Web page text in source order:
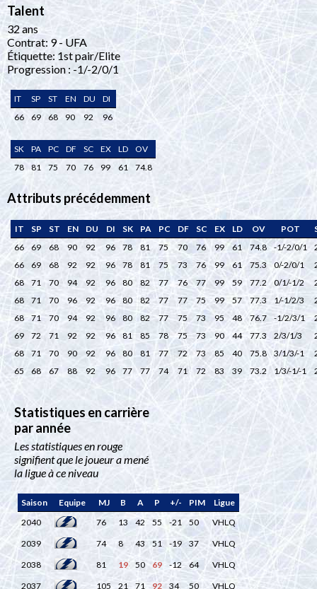
Talent
32 ans
Contrat: 9 - UFA
Étiquette: 1st pair/Elite
Progression : -1/-2/0/1
IT SP ST EN DU
DI
66
69 68 90 92 96
SK PA PC DF SC EX LD
OV
78
81 75 70 76 99 61 74.8
Attributs précédemment
IT SP ST EN DU DI SK PA PC DF SC EX LD OV POT
66
69 68 90 92 96 78 81 75 70 76 99 61 74.8 -1/-2/0/1
66
69 68 92 92 96 78 81 75 73 76 99 61 75.3 0/-2/0/1
68
71 70 94 92 96 80 82 77 76 77 99 59 77.2 0/1/-1/2
68
71 70 96 92 96 80 82 77 77 75 99 57 77.3 1/-1/2/3
68
71 70 94 92 96 80 82 77 75 73 95 48 76.7 -1/2/3/1
69
72 71 92 92 96 81 85 78 75 73 90 44 77.3 2/3/1/3
68
71 70 90 92 96 80 81 77 72 73 85 40 75.8 3/1/3/-1
65
68 67 88 92 96 77 77 74 71 72 83 39 73.2 1/3/-1/-1
Statistiques en carrière
par année
Les statistiques en rouge
signifient que le joueur a mené
la ligue à ce niveau
Saison Equipe MJ B A P +/- PIM
Ligue
2040
76 13 42 55 -21 50
VHLQ
2039
74 8 43 51 -19 37
VHLQ
2038
81 19 50 69 -12 64
VHLQ
2037
105 21 71 92 34 50
VHLQ